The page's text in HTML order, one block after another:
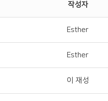
작성자
Esther
Esther
이 재성